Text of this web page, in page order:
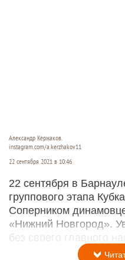
Александр Кержаков.
instagram.com/a.kerzhakov11
22 сентября 2021 в 10:46
22 сентября в
группового этапа
Соперником
«Нижний Новгород».
без своего главного